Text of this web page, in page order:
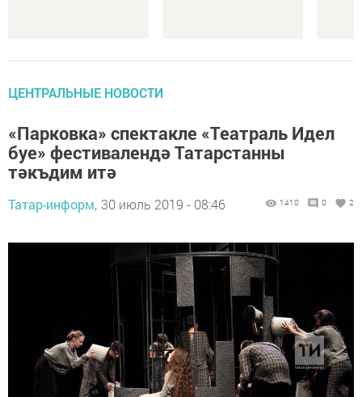
ЦЕНТРАЛЬНЫЕ НОВОСТИ
«Парковка» спектакле «Театраль Идел
буе» фестивалендә Татарстанны
тәкъдим итә
Татар-информ, 30 июль 2019 - 08:46 1410 0 2